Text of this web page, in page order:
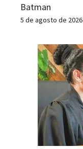
Batman
5 de agosto de 2026